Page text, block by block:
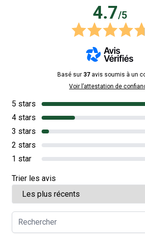
4.7/5
Basé sur 37 avis soumis à un
Voir l’attestation de
5 stars
4 stars
3 stars
2 stars
1 star
Trier les avis